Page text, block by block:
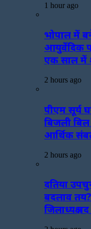
1 hour ago
भोपाल में
आयुर्वेदिक
एक साल
2 hours ago
पीएम सूर्य
बिजली
आर्थिक
2 hours ago
दतिया
बदलाव
जिलाध्यक्ष